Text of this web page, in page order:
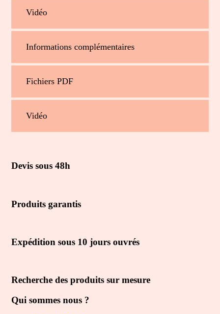
Vidéo
Informations complémentaires
Fichiers PDF
Vidéo
Devis sous 48h
Produits garantis
Expédition sous 10 jours ouvrés
Recherche des produits sur mesure
Qui sommes nous ?